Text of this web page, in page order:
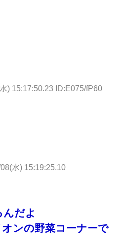
) 15:17:50.23 ID:E075/fP60
水) 15:19:25.10
だよ
ンの野菜コーナーで